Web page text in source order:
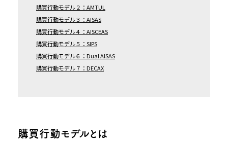
購買行動モデル２：AMTUL
購買行動モデル３：AISAS
購買行動モデル４：AISCEAS
購買行動モデル５：SIPS
購買行動モデル６：Dual AISAS
購買行動モデル７：DECAX
購買行動モデルとは